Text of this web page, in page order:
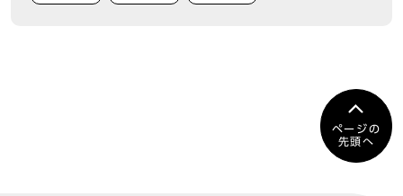
ページの
先頭へ